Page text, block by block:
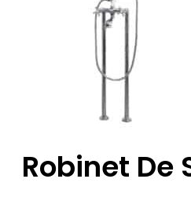
Robinet De